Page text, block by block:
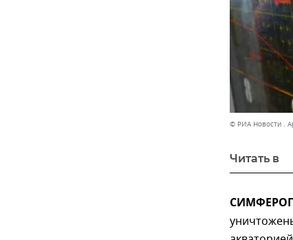
© РИА Новости .
Читать в